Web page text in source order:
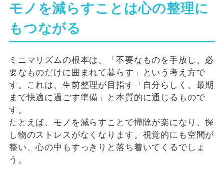
モノを減らすことは心の整理に
もつながる
ミニマリズムの根本は、「不要なものを手放し、必
要なものだけに囲まれて暮らす」という考え方で
す。これは、生前整理が目指す「自分らしく、最期
まで快適に過ごす準備」と本質的に通じるもので
す。
たとえば、モノを減らすことで掃除が楽になり、探
し物のストレスがなくなります。視覚的にも空間が
整い、心の中もすっきりと落ち着いてくるでしょ
う。